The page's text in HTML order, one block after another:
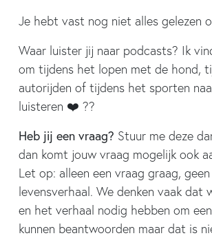
Je hebt vast nog niet alles gelezen
Waar luister jij naar podcasts? Ik
om tijdens het lopen met de hond,
autorijden of tijdens het sporten
luisteren ❤️ ??
Heb jij een vraag? Stuur me deze
dan komt jouw vraag mogelijk ook
Let op: alleen een vraag graag,
levensverhaal. We denken vaak dat
en het verhaal nodig hebben om
kunnen beantwoorden maar dat is